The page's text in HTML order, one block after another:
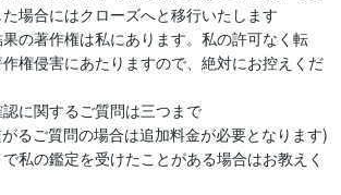
場合にはクローズへと移行いたします
果の著作権は私にあります。私の許可なく転
権侵害にあたりますので、絶対にお控えくだ
認に関するご質問は三つまで
るご質問の場合は追加料金が必要となります)
私の鑑定を受けたことがある場合はお教えく